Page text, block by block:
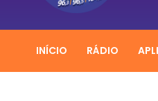
INÍCIO RÁDIO